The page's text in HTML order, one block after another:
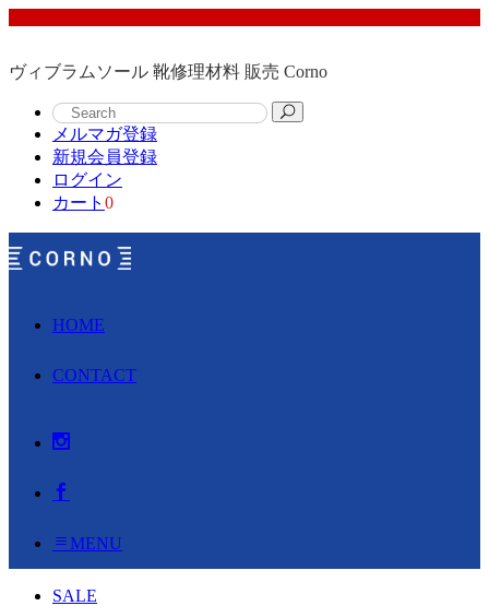
ヴィブラムソール 靴修理材料 販売 Corno
メルマガ登録
新規会員登録
ログイン
カート 0
HOME
CONTACT
MENU
SALE